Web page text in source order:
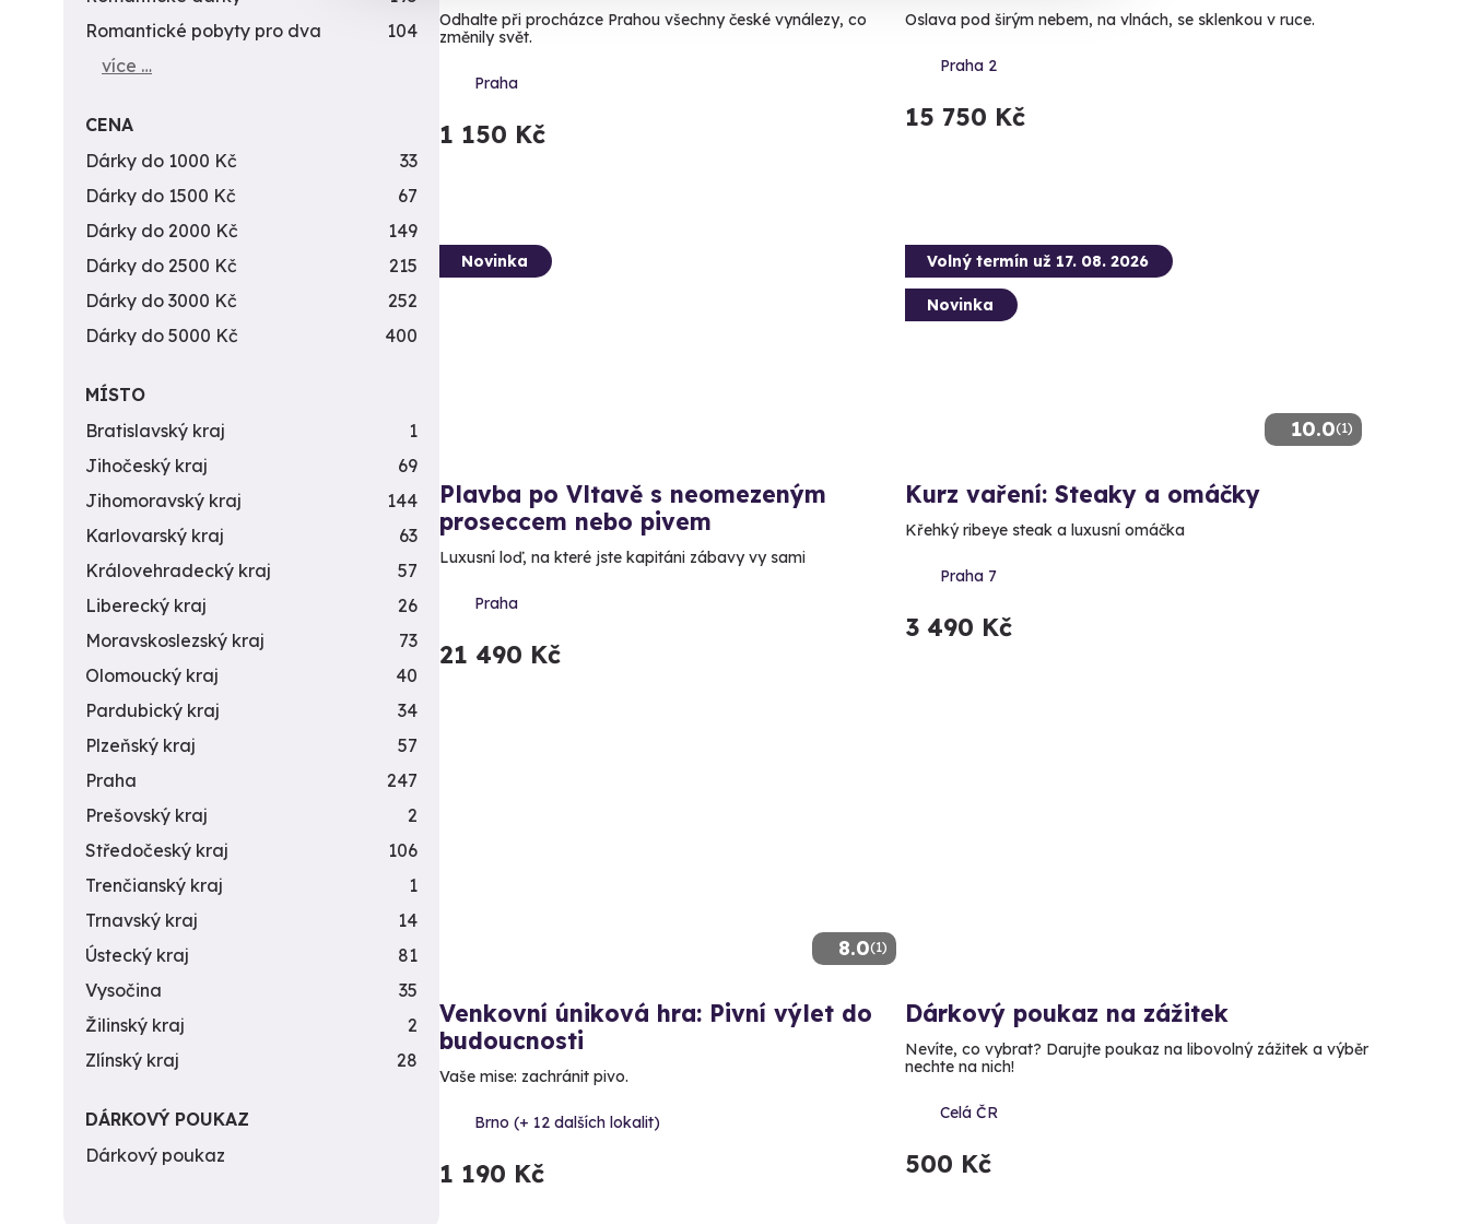
Odhalte při procházce Prahou všechny české vynálezy, co
změnily svět.
Praha
1 150 Kč
Oslava pod širým nebem, na vlnách, se sklenkou v ruce.
Praha 2
15 750 Kč
Novinka
Plavba po Vltavě s neomezeným
proseccem nebo pivem
Luxusní loď, na které jste kapitáni zábavy vy sami
Praha
21 490 Kč
10.0(1)
Volný termín už 17. 08. 2026
Novinka
Kurz vaření: Steaky a omáčky
Křehký ribeye steak a luxusní omáčka
Praha 7
3 490 Kč
8.0(1)
Venkovní úniková hra: Pivní výlet do
budoucnosti
Vaše mise: zachránit pivo.
Brno (+ 12 dalších lokalit)
1 190 Kč
Dárkový poukaz na zážitek
Nevíte, co vybrat? Darujte poukaz na libovolný zážitek a výběr
nechte na nich!
Celá ČR
500 Kč
Romantické pobyty pro dva
104
více …
CENA
Dárky do 1000 Kč
33
Dárky do 1500 Kč
67
Dárky do 2000 Kč
149
Dárky do 2500 Kč
215
Dárky do 3000 Kč
252
Dárky do 5000 Kč
400
MÍSTO
Bratislavský kraj
1
Jihočeský kraj
69
Jihomoravský kraj
144
Karlovarský kraj
63
Královehradecký kraj
57
Liberecký kraj
26
Moravskoslezský kraj
73
Olomoucký kraj
40
Pardubický kraj
34
Plzeňský kraj
57
Praha
247
Prešovský kraj
2
Středočeský kraj
106
Trenčianský kraj
1
Trnavský kraj
14
Ústecký kraj
81
Vysočina
35
Žilinský kraj
2
Zlínský kraj
28
DÁRKOVÝ POUKAZ
Dárkový poukaz